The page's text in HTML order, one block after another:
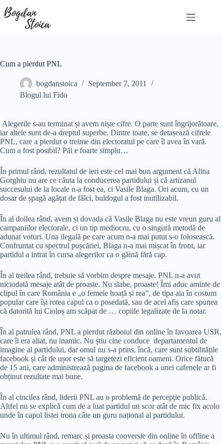
to
content
Cum a pierdut PNL
bogdanstoica
September 7, 2011
Blogul lui Fido
Alegerile s-au terminat și avem niște cifre. O parte sunt îngrijorătoare,
iar altele sunt de-a dreptul superbe. Dintre toate, se detașează cifrele
PNL, care a pierdut o treime din electoratul pe care îl avea în vară.
Cum a fost posibil? Păi e foarte simplu…
În primul rând, rezultatul de ieri este cel mai bun argument că Alina
Gorghiu nu are ce căuta la conducerea partidului și că artizanul
succesului de la locale n-a fost ea, ci Vasile Blaga. Ori acum, cu un
dosar de șpagă agățat de fălci, buldogul a fost inutilizabil.
În al doilea rând, avem și dovada că Vasile Blaga nu este vreun guru al
campaniilor electorale, ci un tip mediocru, cu o singură metodă de
adunat voturi. Una ilegală pe care acum n-a mai putut s-o folosească.
Confruntat cu spectrul pușcăriei, Blaga n-a mai mișcat în front, iar
partidul a intrat în cursa alegerilor ca o găină fără cap.
În al treilea rând, trebuie să vorbim despre mesaje. PNL n-a avut
niciodată mesaje atât de proaste. Nu slabe, proaste! Îmi aduc aminte de
clipul în care România e „o femeie hoață și rea”, de tipa aia în costum
popular care își rotea capul ca o posedată, sau de acel afiș care spunea
că datorită lui Cioloș am scăpat de … copiile legalizate de la notar.
În al patrulea rând, PNL a pierdut războiul din online în favoarea USR,
care îi era aliat, nu inamic. Nu știu cine conduce departamentul de
imagine al partidului, dar omul nu s-a prins, încă, care sunt subtilitățile
facebook și cât de ușor este să targetezi eficient oameni. Orice fătucă
de 15 ani, care administrează pagina de facebook a unei cafenele ar fi
obținut rezultate mai bune.
În al cincilea rând, liderii PNL au o problemă de percepție publică.
Altfel nu se explică cum de a luat partidul un scor atât de mic fix acolo
unde în capul listei trona câte un guru național al partidului.
Nu în ultimul rând, remarc și proasta conversie din online în offline a